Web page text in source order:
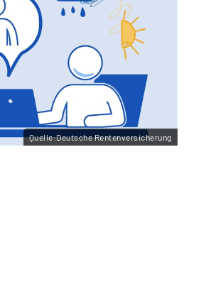
Quelle:Deutsche Rentenversicherung